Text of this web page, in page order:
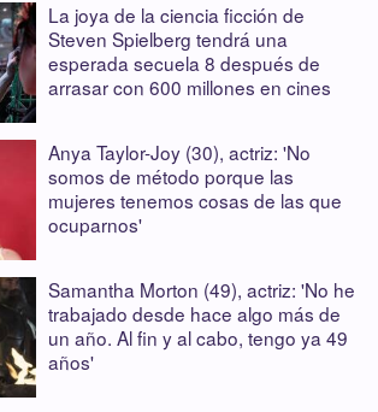
La joya de la ciencia ficción de
Steven Spielberg tendrá una
esperada secuela 8 después de
arrasar con 600 millones en cines
Anya Taylor-Joy (30), actriz: 'No
somos de método porque las
mujeres tenemos cosas de las que
ocuparnos'
Samantha Morton (49), actriz: 'No he
trabajado desde hace algo más de
un año. Al fin y al cabo, tengo ya 49
años'